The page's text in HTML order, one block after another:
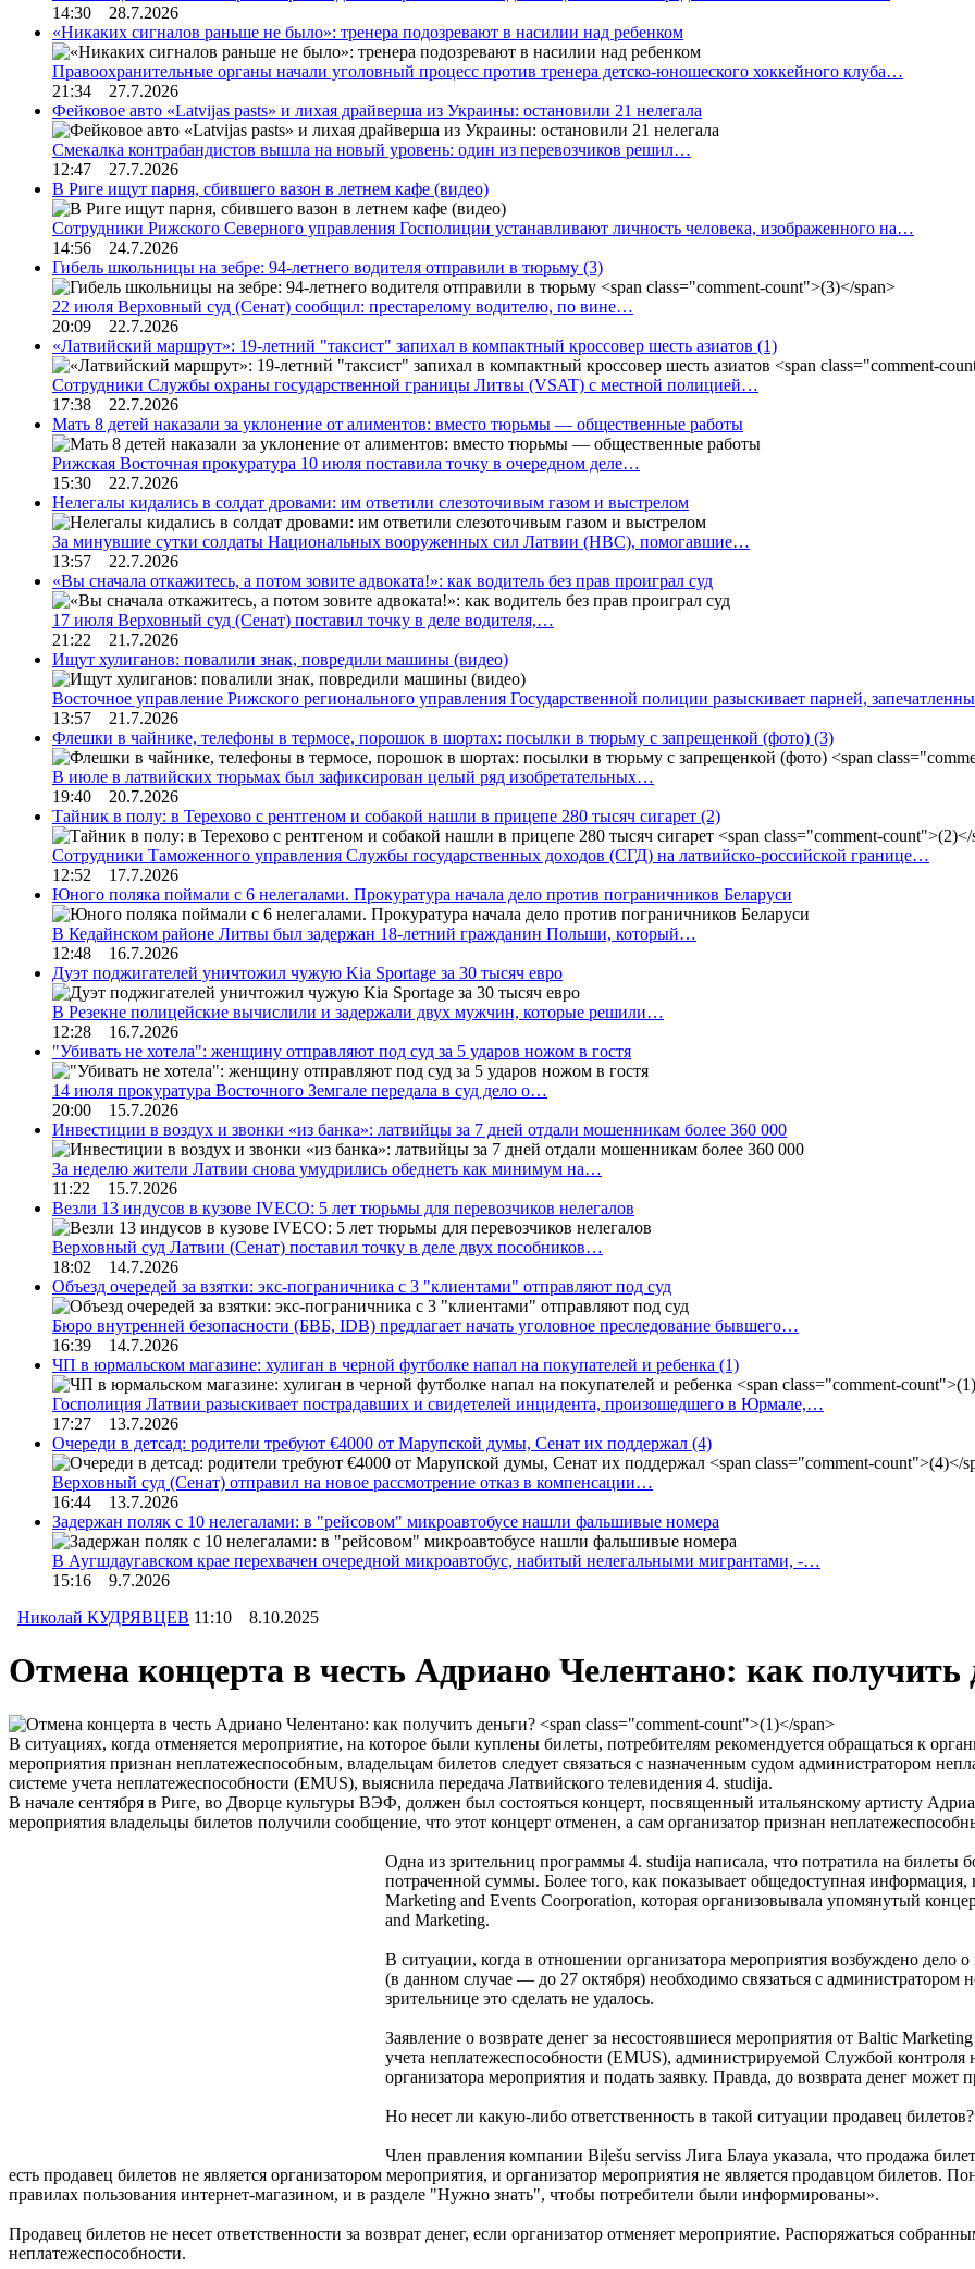
14:30 28.7.2026
«Никаких сигналов раньше не было»: тренера подозревают в насилии над ребенком
Правоохранительные органы начали уголовный процесс против тренера детско-юношеского хоккейного клуба…
21:34 27.7.2026
Фейковое авто «Latvijas pasts» и лихая драйверша из Украины: остановили 21 нелегала
Смекалка контрабандистов вышла на новый уровень: один из перевозчиков решил…
12:47 27.7.2026
В Риге ищут парня, сбившего вазон в летнем кафе (видео)
Сотрудники Рижского Северного управления Госполиции устанавливают личность человека, изображенного на…
14:56 24.7.2026
Гибель школьницы на зебре: 94-летнего водителя отправили в тюрьму (3)
22 июля Верховный суд (Сенат) сообщил: престарелому водителю, по вине…
20:09 22.7.2026
«Латвийский маршрут»: 19-летний "таксист" запихал в компактный кроссовер шесть азиатов (1)
Сотрудники Службы охраны государственной границы Литвы (VSAT) с местной полицией…
17:38 22.7.2026
Мать 8 детей наказали за уклонение от алиментов: вместо тюрьмы — общественные работы
Рижская Восточная прокуратура 10 июля поставила точку в очередном деле…
15:30 22.7.2026
Нелегалы кидались в солдат дровами: им ответили слезоточивым газом и выстрелом
За минувшие сутки солдаты Национальных вооруженных сил Латвии (НВС), помогавшие…
13:57 22.7.2026
«Вы сначала откажитесь, а потом зовите адвоката!»: как водитель без прав проиграл суд
17 июля Верховный суд (Сенат) поставил точку в деле водителя,…
21:22 21.7.2026
Ищут хулиганов: повалили знак, повредили машины (видео)
Восточное управление Рижского регионального управления Государственной полиции разыскивает парней,
13:57 21.7.2026
Флешки в чайнике, телефоны в термосе, порошок в шортах: посылки в тюрьму с запрещенкой (фото) (3)
В июле в латвийских тюрьмах был зафиксирован целый ряд изобретательных…
19:40 20.7.2026
Тайник в полу: в Терехово с рентгеном и собакой нашли в прицепе 280 тысяч сигарет (2)
Сотрудники Таможенного управления Службы государственных доходов (СГД) на латвийско-российской границе…
12:52 17.7.2026
Юного поляка поймали с 6 нелегалами. Прокуратура начала дело против пограничников Беларуси
В Кедайнском районе Литвы был задержан 18-летний гражданин Польши, который…
12:48 16.7.2026
Дуэт поджигателей уничтожил чужую Kia Sportage за 30 тысяч евро
В Резекне полицейские вычислили и задержали двух мужчин, которые решили…
12:28 16.7.2026
"Убивать не хотела": женщину отправляют под суд за 5 ударов ножом в гостя
14 июля прокуратура Восточного Земгале передала в суд дело о…
20:00 15.7.2026
Инвестиции в воздух и звонки «из банка»: латвийцы за 7 дней отдали мошенникам более 360 000
За неделю жители Латвии снова умудрились обеднеть как минимум на…
11:22 15.7.2026
Везли 13 индусов в кузове IVECO: 5 лет тюрьмы для перевозчиков нелегалов
Верховный суд Латвии (Сенат) поставил точку в деле двух пособников…
18:02 14.7.2026
Объезд очередей за взятки: экс-пограничника с 3 "клиентами" отправляют под суд
Бюро внутренней безопасности (БВБ, IDB) предлагает начать уголовное преследование бывшего…
16:39 14.7.2026
ЧП в юрмальском магазине: хулиган в черной футболке напал на покупателей и ребенка (1)
Госполиция Латвии разыскивает пострадавших и свидетелей инцидента, произошедшего в Юрмале,…
17:27 13.7.2026
Очереди в детсад: родители требуют €4000 от Марупской думы, Сенат их поддержал (4)
Верховный суд (Сенат) отправил на новое рассмотрение отказ в компенсации…
16:44 13.7.2026
Задержан поляк с 10 нелегалами: в "рейсовом" микроавтобусе нашли фальшивые номера
В Аугшдаугавском крае перехвачен очередной микроавтобус, набитый нелегальными мигрантами, -…
15:16 9.7.2026
Николай КУДРЯВЦЕВ 11:10 8.10.2025
Отмена концерта в честь Адриано Челентано: как получить
В ситуациях, когда отменяется мероприятие, на которое были куплены билеты, потребителям рекомендуется обращаться к
мероприятия признан неплатежеспособным, владельцам билетов следует связаться с назначенным судом администратором
системе учета неплатежеспособности (EMUS), выяснила передача Латвийского телевидения 4. studija.
В начале сентября в Риге, во Дворце культуры ВЭФ, должен был состояться концерт, посвященный итальянскому артисту
мероприятия владельцы билетов получили сообщение, что этот концерт отменен, а сам организатор признан
Одна из зрительниц программы 4. studija написала, что потратила на билеты
потраченной суммы. Более того, как показывает общедоступная
Marketing and Events Coorporation, которая организовывала упомянутый
and Marketing.
В ситуации, когда в отношении организатора мероприятия возбуждено дело
(в данном случае — до 27 октября) необходимо связаться с
зрительнице это сделать не удалось.
Заявление о возврате денег за несостоявшиеся мероприятия от Baltic
учета неплатежеспособности (EMUS), администрируемой Службой контроля
организатора мероприятия и подать заявку. Правда, до возврата денег может
Но несет ли какую-либо ответственность в такой ситуации продавец билетов?
Член правления компании Biļešu serviss Лига Блауа указала, что продажа
есть продавец билетов не является организатором мероприятия, и организатор мероприятия не является продавцом билетов.
правилах пользования интернет-магазином, и в разделе "Нужно знать", чтобы потребители были информированы».
Продавец билетов не несет ответственности за возврат денег, если организатор отменяет мероприятие. Распоряжаться
неплатежеспособности.